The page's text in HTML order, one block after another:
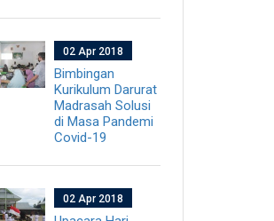
02 Apr 2018
Bimbingan
Kurikulum Darurat
Madrasah Solusi
di Masa Pandemi
Covid-19
02 Apr 2018